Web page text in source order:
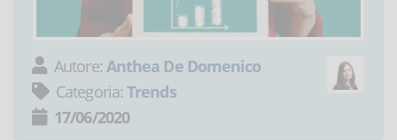
Autore: Anthea De Domenico
Categoria:Trends
17/06/2020